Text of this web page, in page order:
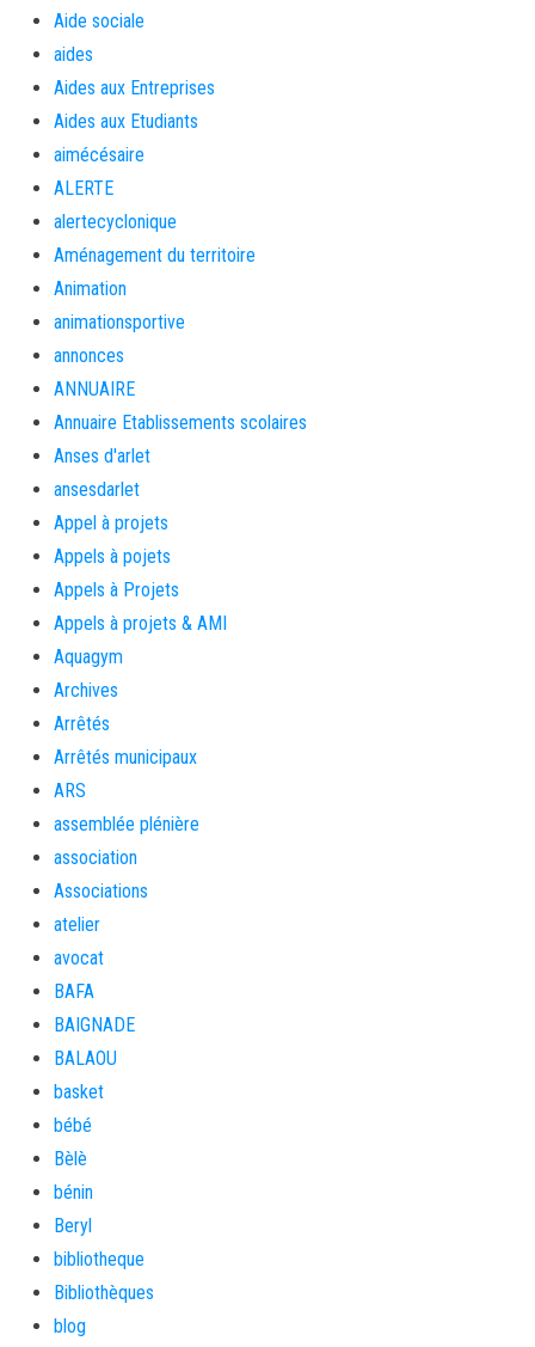
Aide sociale
aides
Aides aux Entreprises
Aides aux Etudiants
aimécésaire
ALERTE
alertecyclonique
Aménagement du territoire
Animation
animationsportive
annonces
ANNUAIRE
Annuaire Etablissements scolaires
Anses d'arlet
ansesdarlet
Appel à projets
Appels à pojets
Appels à Projets
Appels à projets & AMI
Aquagym
Archives
Arrêtés
Arrêtés municipaux
ARS
assemblée plénière
association
Associations
atelier
avocat
BAFA
BAIGNADE
BALAOU
basket
bébé
Bèlè
bénin
Beryl
bibliotheque
Bibliothèques
blog